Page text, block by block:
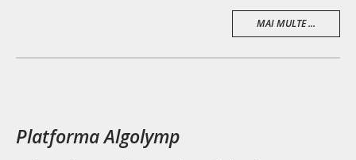
MAI MULTE ...
Platforma Algolymp